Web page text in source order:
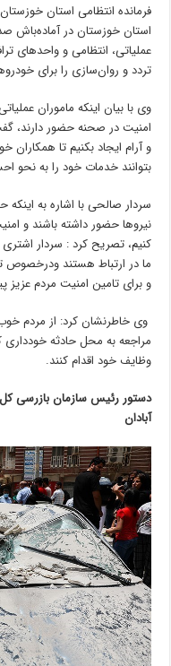
فرمانده انتظامی استان
استان خوزستان در آماده‌باش
عملیاتی، انتظامی و واحد‌های
تردد و روان‌سازی را برای
وی با بیان اینکه ماموران
امنیت در صحنه حضور دارند،
و آرام ایجاد بکنیم تا
بتوانند خدمات خود را به نحو
سردار صالحی با اشاره به اینکه
نیروها حضور داشته باشند و
کنیم، تصریح کرد : سردار
ما در ارتباط هستند ودرخصوص
و برای تامین امنیت مردم
وی خاطرنشان کرد: از مردم
مراجعه به محل حادثه خودداری
وظایف خود اقدام کنند.
آبادان